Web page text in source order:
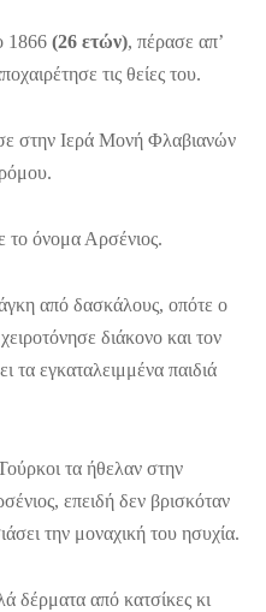
1866 (26 ετών), πέρασε απ’
τις θείες του.
στην Ιερά Μονή Φλαβιανών
το όνομα Αρσένιος.
από δασκάλους, οπότε ο
διάκονο και τον
τα εγκαταλειμμένα παιδιά
τα ήθελαν στην
επειδή δεν βρισκόταν
την μοναχική του ησυχία.
δέρματα από κατσίκες κι